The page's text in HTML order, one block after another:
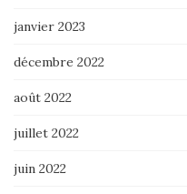
janvier 2023
décembre 2022
août 2022
juillet 2022
juin 2022